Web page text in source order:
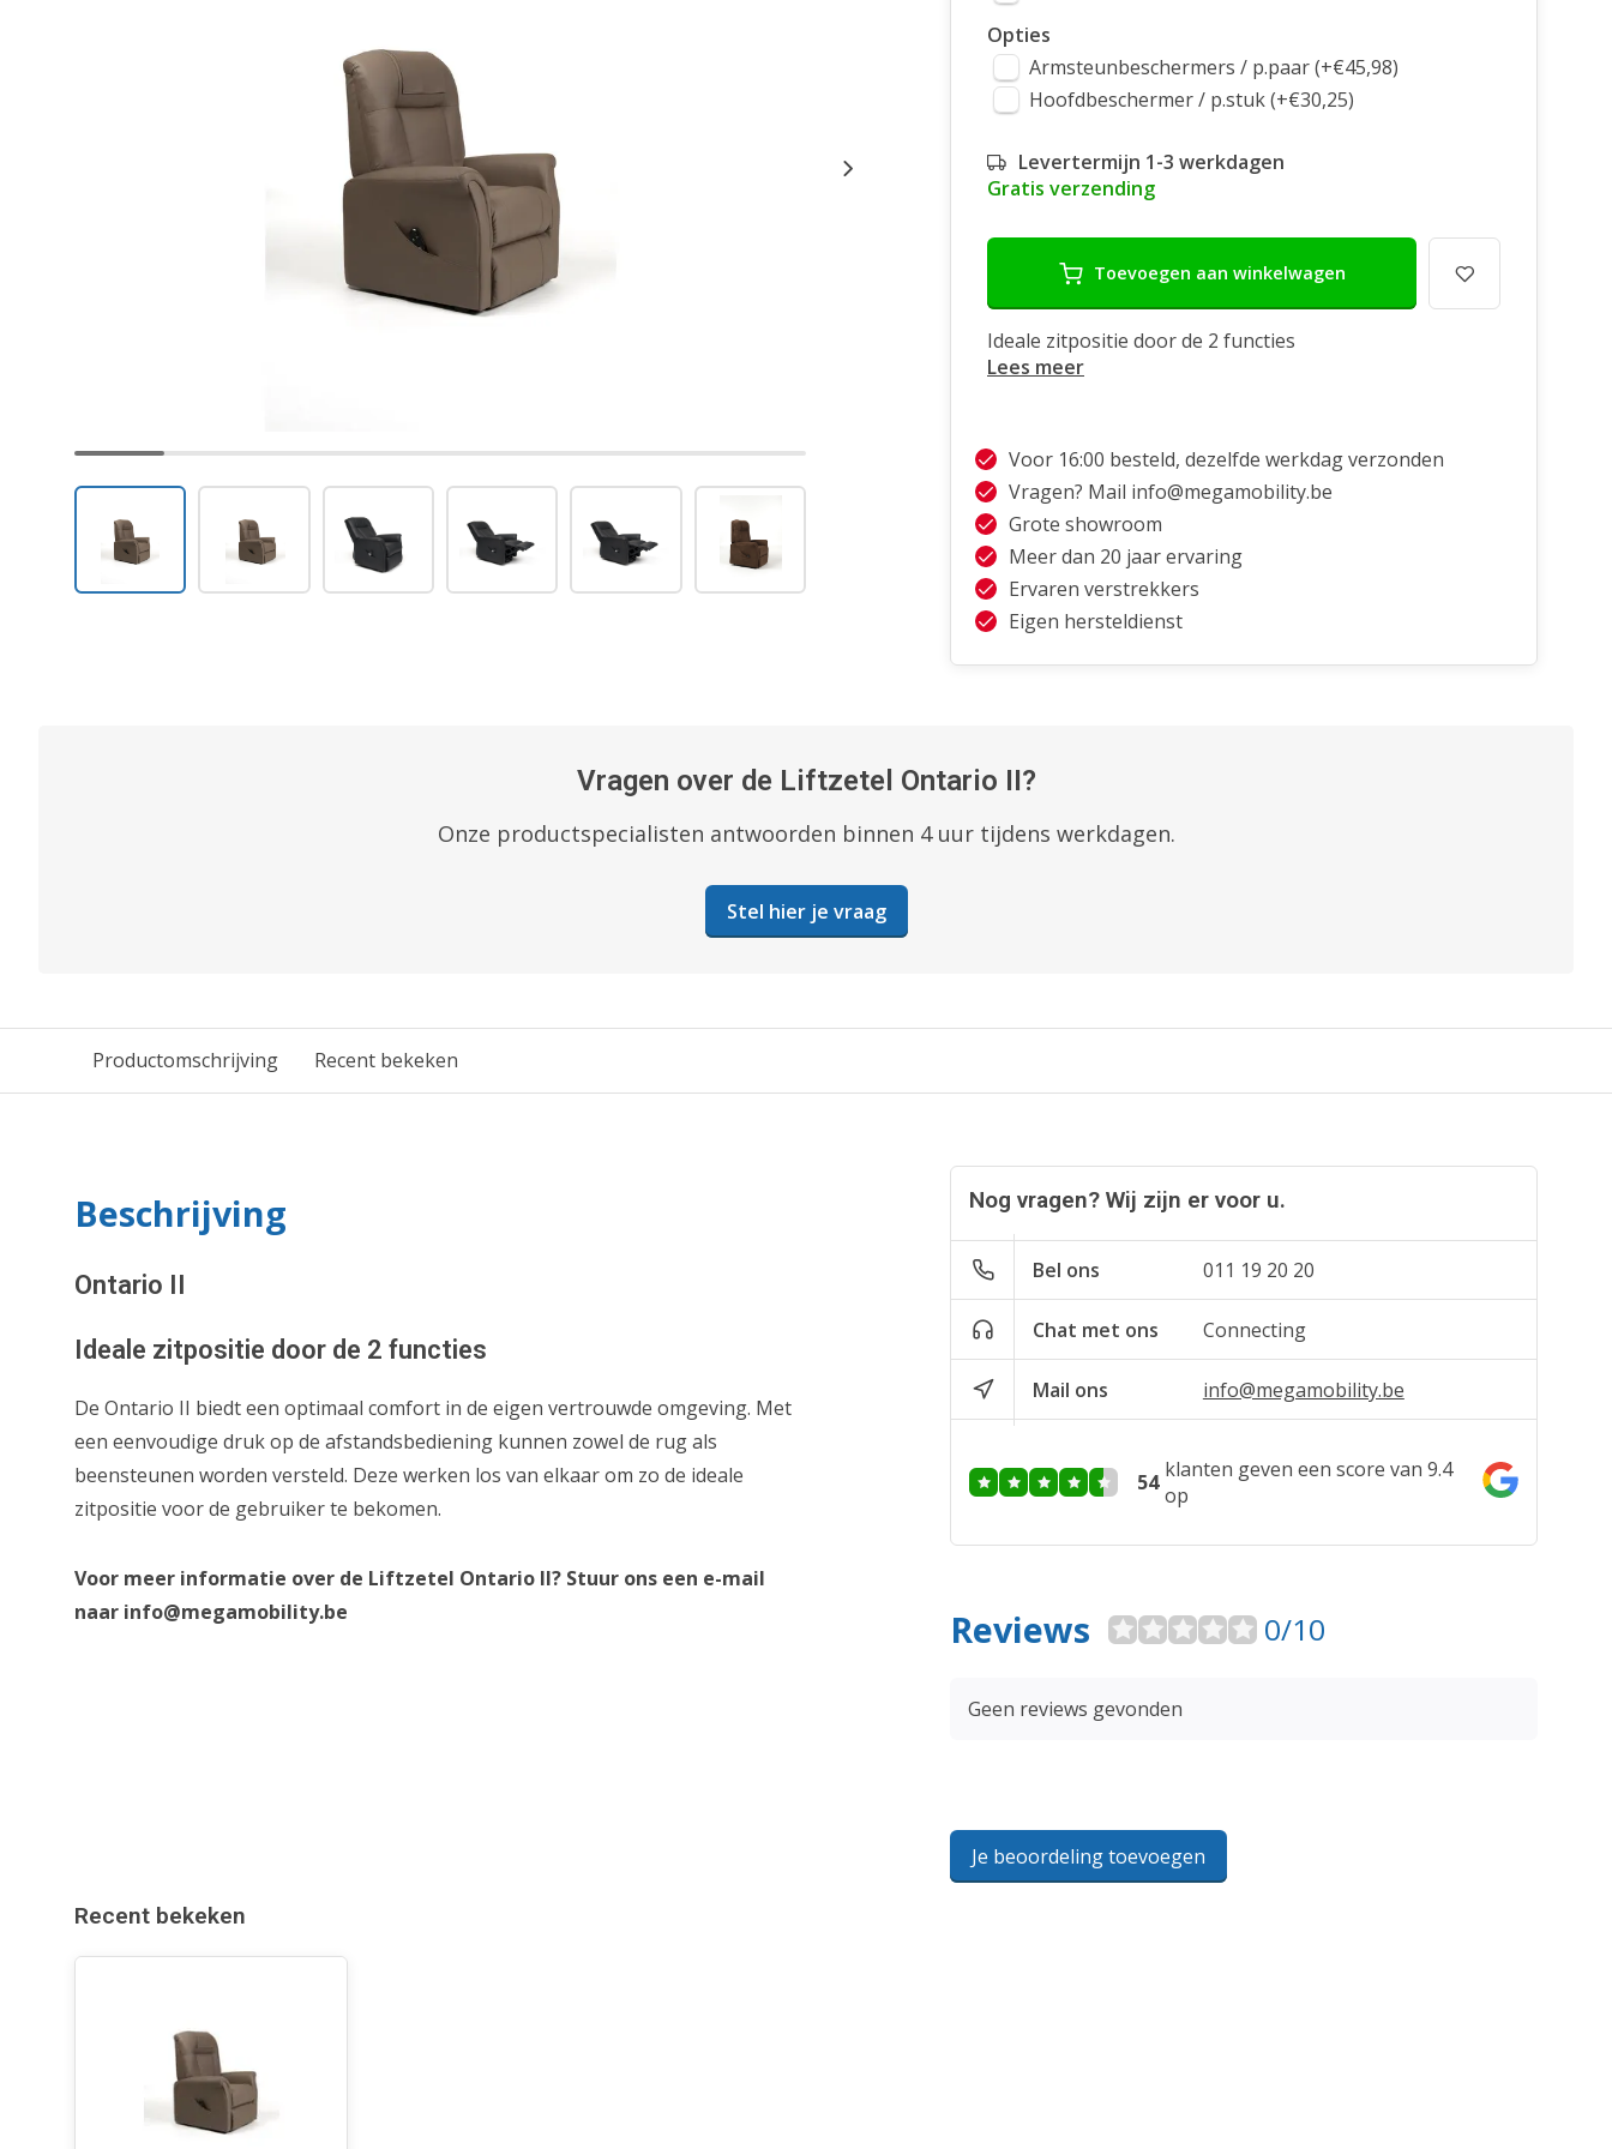
Opties
Armsteunbeschermers / p.paar (+€45,98)
Hoofdbeschermer / p.stuk (+€30,25)
Levertermijn 1-3 werkdagen
Gratis verzending
Toevoegen aan winkelwagen
Ideale zitpositie door de 2 functies
Lees meer
Voor 16:00 besteld, dezelfde werkdag verzonden
Vragen? Mail info@megamobility.be
Grote showroom
Meer dan 20 jaar ervaring
Ervaren verstrekkers
Eigen hersteldienst
Vragen over de Liftzetel Ontario II?
Onze productspecialisten antwoorden binnen 4 uur tijdens werkdagen.
Stel hier je vraag
Productomschrijving Recent bekeken
Beschrijving
Ontario II
Ideale zitpositie door de 2 functies
De Ontario II biedt een optimaal comfort in de eigen vertrouwde omgeving. Met
een eenvoudige druk op de afstandsbediening kunnen zowel de rug als
beensteunen worden versteld. Deze werken los van elkaar om zo de ideale
zitpositie voor de gebruiker te bekomen.
Voor meer informatie over de Liftzetel Ontario II? Stuur ons een e-mail
naar info@megamobility.be
Nog vragen? Wij zijn er voor u.
Bel ons 011 19 20 20
Chat met ons Connecting
Mail ons info@megamobility.be
54 klanten geven een score van 9.4
op
Reviews 0/10
Geen reviews gevonden
Je beoordeling toevoegen
Recent bekeken